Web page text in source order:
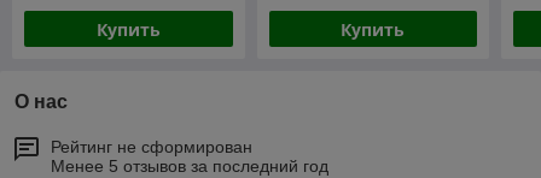
Купить Купить
О нас
Рейтинг не сформирован
Менее 5 отзывов за последний год